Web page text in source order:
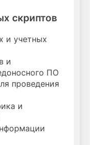
скриптов
и учетных
и
ПО
проведения
и